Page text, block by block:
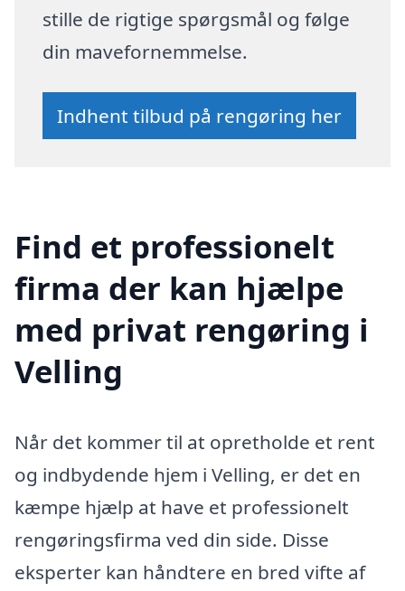
stille de rigtige spørgsmål og følge
din mavefornemmelse.
Indhent tilbud på rengøring her
Find et professionelt
firma der kan hjælpe
med privat rengøring i
Velling
Når det kommer til at opretholde et rent
og indbydende hjem i Velling, er det en
kæmpe hjælp at have et professionelt
rengøringsfirma ved din side. Disse
eksperter kan håndtere en bred vifte af